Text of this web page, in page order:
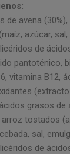
de avena (30%),
azúcar, sal,
de
pantoténico,
vitamina B12,
grasos de
tostados
sal,
de